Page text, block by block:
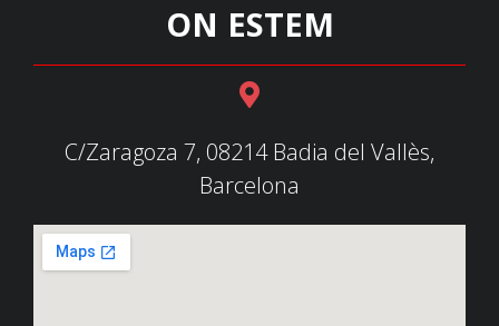
ON ESTEM
C/Zaragoza 7, 08214 Badia del Vallès,
Barcelona